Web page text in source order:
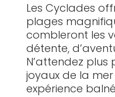
Les Cyclades
plages
combleront les
détente,
N’attendez plus
joyaux de la
expérience